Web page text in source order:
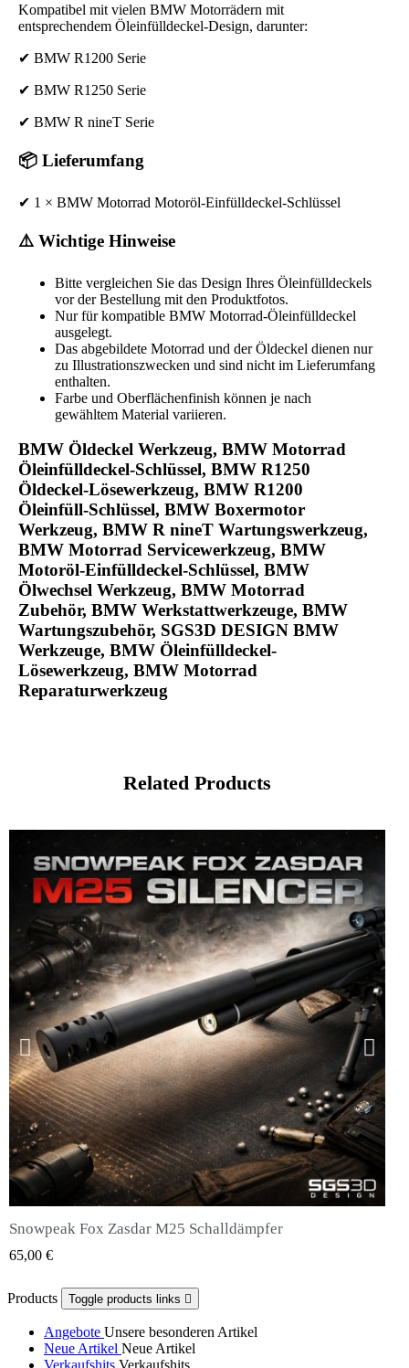
Kompatibel mit vielen BMW Motorrädern mit
entsprechendem Öleinfülldeckel-Design, darunter:
✔ BMW R1200 Serie
✔ BMW R1250 Serie
✔ BMW R nineT Serie
📦 Lieferumfang
✔ 1 × BMW Motorrad Motoröl-Einfülldeckel-Schlüssel
⚠️ Wichtige Hinweise
Bitte vergleichen Sie das Design Ihres Öleinfülldeckels
vor der Bestellung mit den Produktfotos.
Nur für kompatible BMW Motorrad-Öleinfülldeckel
ausgelegt.
Das abgebildete Motorrad und der Öldeckel dienen nur
zu Illustrationszwecken und sind nicht im Lieferumfang
enthalten.
Farbe und Oberflächenfinish können je nach
gewähltem Material variieren.
BMW Öldeckel Werkzeug, BMW Motorrad
Öleinfülldeckel-Schlüssel, BMW R1250
Öldeckel-Lösewerkzeug, BMW R1200
Öleinfüll-Schlüssel, BMW Boxermotor
Werkzeug, BMW R nineT Wartungswerkzeug,
BMW Motorrad Servicewerkzeug, BMW
Motoröl-Einfülldeckel-Schlüssel, BMW
Ölwechsel Werkzeug, BMW Motorrad
Zubehör, BMW Werkstattwerkzeuge, BMW
Wartungszubehör, SGS3D DESIGN BMW
Werkzeuge, BMW Öleinfülldeckel-
Lösewerkzeug, BMW Motorrad
Reparaturwerkzeug
Related Products
QUICK VIEW
Snowpeak Fox Zasdar M25 Schalldämpfer
65,00 €
Products Toggle products links 
Angebote Unsere besonderen Artikel
Neue Artikel Neue Artikel
Verkaufshits Verkaufshits